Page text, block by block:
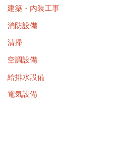
建築・内装工事
消防設備
清掃
空調設備
給排水設備
電気設備